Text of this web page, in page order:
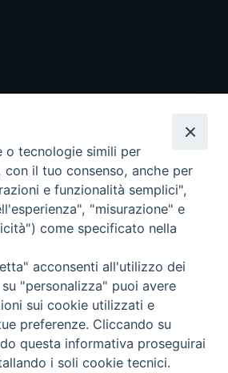
- Tutti i diritti riservati - Vita
Torna
o tecnologie simili per
il tuo consenso, anche per
e funzionalità semplici",
"misurazione" e
come specificato nella
acconsenti all'utilizzo dei
"personalizza" puoi avere
sui cookie utilizzati e
preferenze. Cliccando su
questa informativa proseguirai
i soli cookie tecnici.